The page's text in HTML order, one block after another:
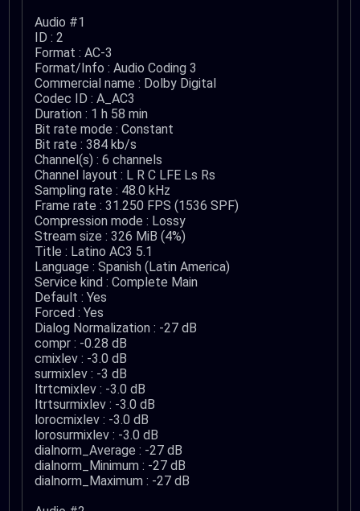
Audio #1
ID : 2
Format : AC-3
Format/Info : Audio Coding 3
Commercial name : Dolby Digital
Codec ID : A_AC3
Duration : 1 h 58 min
Bit rate mode : Constant
Bit rate : 384 kb/s
Channel(s) : 6 channels
Channel layout : L R C LFE Ls Rs
Sampling rate : 48.0 kHz
Frame rate : 31.250 FPS (1536 SPF)
Compression mode : Lossy
Stream size : 326 MiB (4%)
Title : Latino AC3 5.1
Language : Spanish (Latin America)
Service kind : Complete Main
Default : Yes
Forced : Yes
Dialog Normalization : -27 dB
compr : -0.28 dB
cmixlev : -3.0 dB
surmixlev : -3 dB
ltrtcmixlev : -3.0 dB
ltrtsurmixlev : -3.0 dB
lorocmixlev : -3.0 dB
lorosurmixlev : -3.0 dB
dialnorm_Average : -27 dB
dialnorm_Minimum : -27 dB
dialnorm_Maximum : -27 dB